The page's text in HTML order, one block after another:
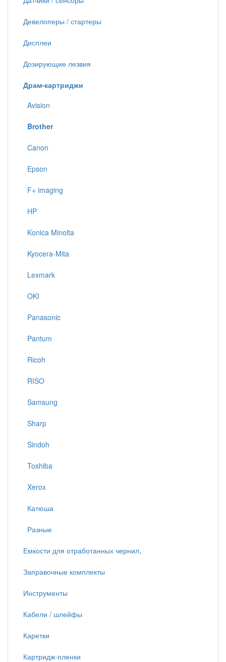
Девелоперы / стартеры
Дисплеи
Дозирующие лезвия
Драм-картриджи
Avision
Brother
Canon
Epson
F+ imaging
HP
Konica Minolta
Kyocera-Mita
Lexmark
OKI
Panasonic
Pantum
Ricoh
RISO
Samsung
Sharp
Sindoh
Toshiba
Xerox
Катюша
Разные
Емкости для отработанных чернил,
Заправочные комплекты
Инструменты
Кабели / шлейфы
Каретки
Картридж-пленки